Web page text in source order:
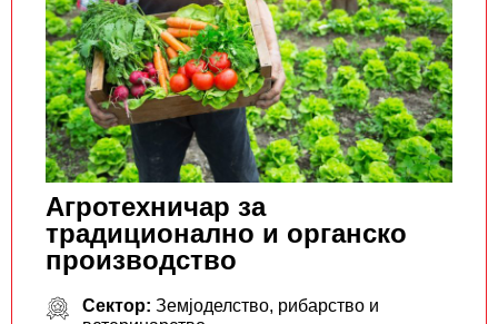
Агротехничар за
традиционално и органско
производство
Сектор: Земјоделство, рибарство и